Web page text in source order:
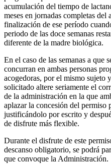
acumulación del tiempo de
meses en jornadas completas
finalización de ese período
periodo de las doce semanas
diferente de la madre biológica.
En el caso de las semanas a que
concurran en ambas personas
acogedoras, por el mismo sujeto
solicitado altere seriamente el
de la administración en la que
aplazar la concesión del permiso
justificándolo por escrito y
de disfrute más flexible.
Durante el disfrute de este
descanso obligatorio, se podrá
que convoque la Administración.